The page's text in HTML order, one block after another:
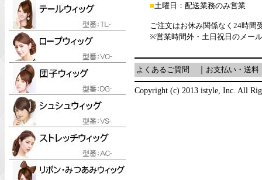
■土曜日：配送業務のみ営業
ご注文はお休み関係なく24時間
※営業時間外・土日祝日のメー
よくあるご質問 お支払い・送料
Copyright (c) 2013 istyle, Inc. All